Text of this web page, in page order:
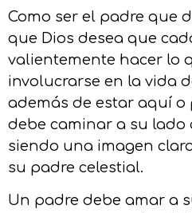
Como ser el padre que
que Dios desea que
valientemente hacer lo
involucrarse en la vida
además de estar aquí o
debe caminar a su
siendo una imagen
su padre celestial.
Un padre debe amar a